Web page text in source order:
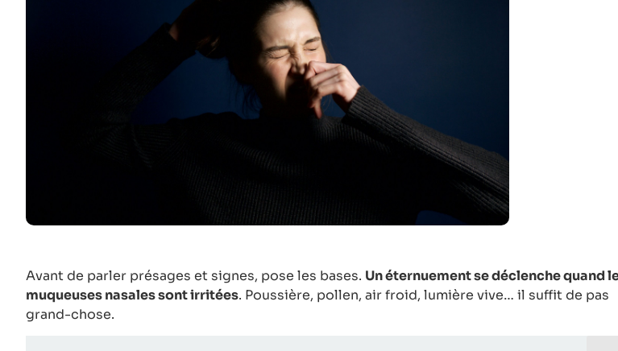
Avant de parler présages et signes, pose les bases. Un éternuement se déclenche quand
muqueuses nasales sont irritées. Poussière, pollen, air froid, lumière vive… il suffit de pas
grand-chose.